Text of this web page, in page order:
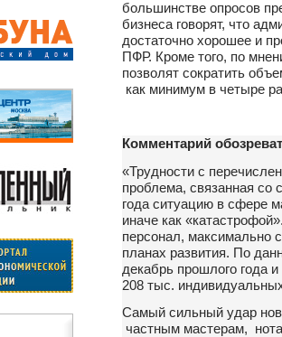
большинстве опросов
бизнеса говорят, что
достаточно хорошее и
ПФР. Кроме того, по
позволят сократить
как минимум в четыре
Комментарий
«Трудности с
проблема, связанная со
года ситуацию в сфере
иначе как
персонал, максимально
планах развития. По
декабрь прошлого года
208 тыс.
Самый сильный удар
частным мастерам,